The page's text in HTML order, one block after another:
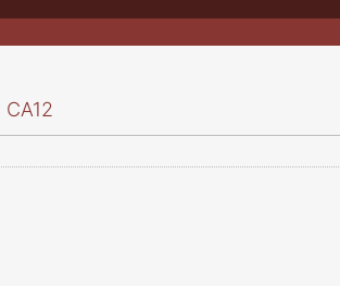
CA12